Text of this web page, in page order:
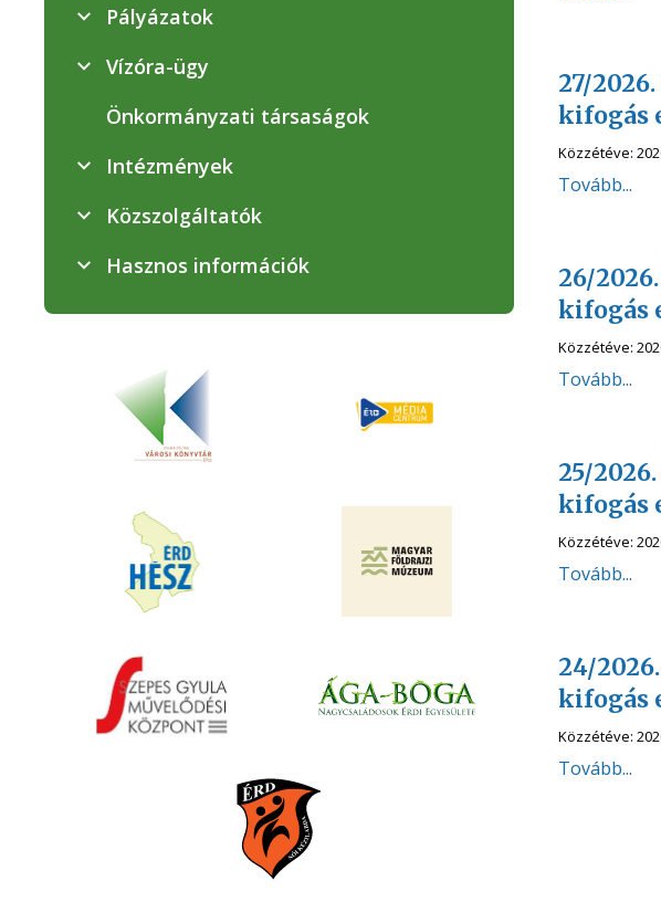
27/
kifogás
Közzétéve:
Tovább...
26/
kifogás
Közzétéve:
Tovább...
25/
kifogás
Közzétéve:
Tovább...
24/
kifogás
Közzétéve:
Tovább...
Pályázatok
Vízóra-ügy
Önkormányzati társaságok
Intézmények
Közszolgáltatók
Hasznos információk